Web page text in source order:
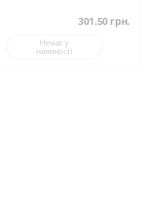
301.50 грн.
Немає у
наявності